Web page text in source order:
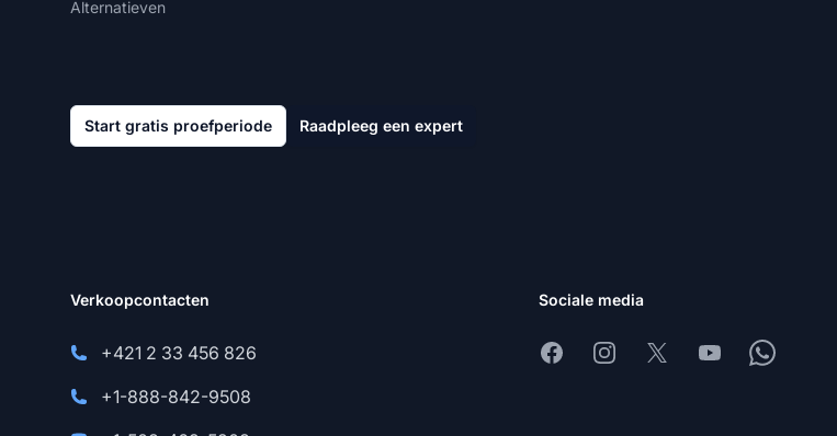
Alternatieven
Start gratis proefperiode Raadpleeg een expert
Verkoopcontacten
+421 2 33 456 826
+1-888-842-9508
Sociale media
FacebookInstagram
X YoutubeWhatsapp